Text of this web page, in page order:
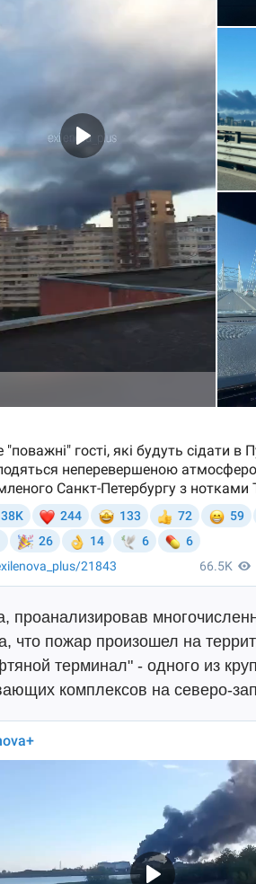
проанализировав
что пожар произошел на
терминал" - одного из
комплексов на северо-